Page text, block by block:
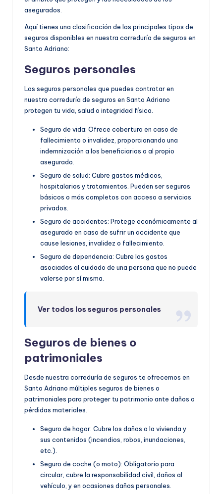
asegurados.
Aquí tienes una clasificación de los principales tipos de
seguros disponibles en nuestra correduría de seguros en
Santo Adriano:
Seguros personales
Los seguros personales que puedes contratar en
nuestra correduría de seguros en Santo Adriano
protegen tu vida, salud o integridad física.
Seguro de vida: Ofrece cobertura en caso de
fallecimiento o invalidez, proporcionando una
indemnización a los beneficiarios o al propio
asegurado.
Seguro de salud: Cubre gastos médicos,
hospitalarios y tratamientos. Pueden ser seguros
básicos o más completos con acceso a servicios
privados.
Seguro de accidentes: Protege económicamente al
asegurado en caso de sufrir un accidente que
cause lesiones, invalidez o fallecimiento.
Seguro de dependencia: Cubre los gastos
asociados al cuidado de una persona que no puede
valerse por sí misma.
Ver todos los seguros personales
Seguros de bienes o
patrimoniales
Desde nuestra correduría de seguros te ofrecemos en
Santo Adriano múltiples seguros de bienes o
patrimoniales para proteger tu patrimonio ante daños o
pérdidas materiales.
Seguro de hogar: Cubre los daños a la vivienda y
sus contenidos (incendios, robos, inundaciones,
etc.).
Seguro de coche (o moto): Obligatorio para
circular, cubre la responsabilidad civil, daños al
vehículo, y en ocasiones daños personales.